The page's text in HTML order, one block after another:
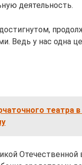
деятельность.
Ведь у нас одна
театра